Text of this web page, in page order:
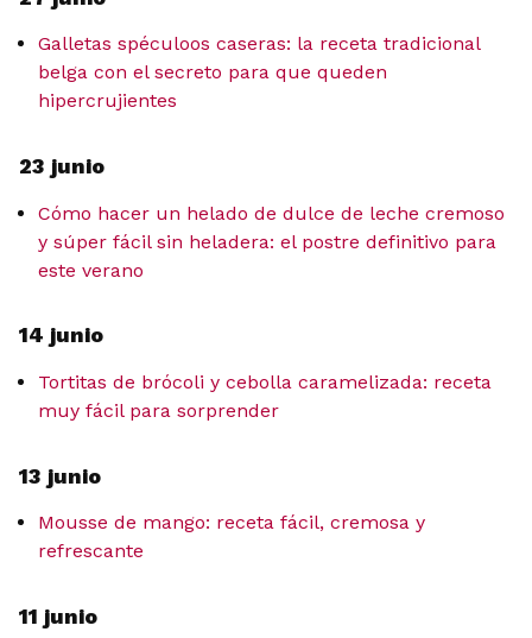
Galletas spéculoos caseras: la receta tradicional
belga con el secreto para que queden
hipercrujientes
23 junio
Cómo hacer un helado de dulce de leche cremoso
y súper fácil sin heladera: el postre definitivo para
este verano
14 junio
Tortitas de brócoli y cebolla caramelizada: receta
muy fácil para sorprender
13 junio
Mousse de mango: receta fácil, cremosa y
refrescante
11 junio